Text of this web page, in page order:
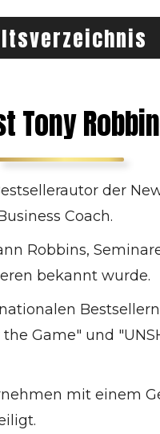
Tony
Der
Das Fazit
Tony
der
Coach.
Robbins,
bekannt wurde.
Game" und
mit einem